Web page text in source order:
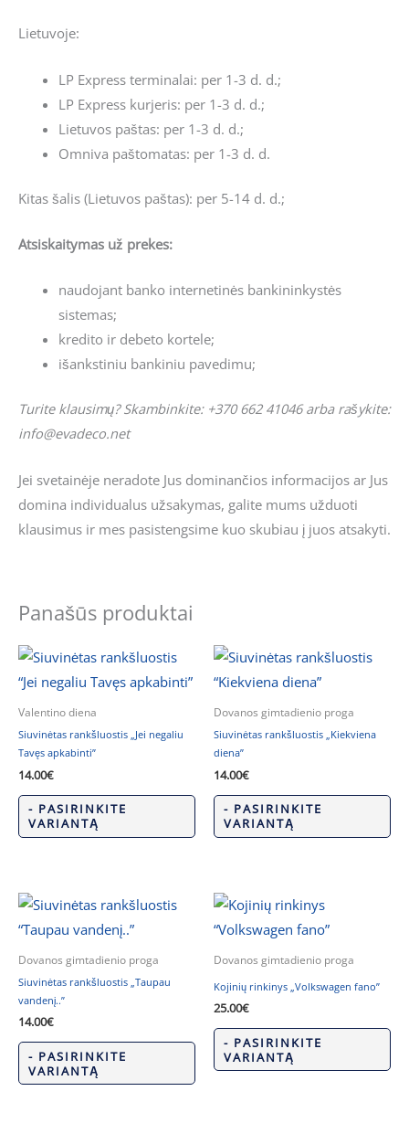
Lietuvoje:
LP Express terminalai: per 1-3 d. d.;
LP Express kurjeris: per 1-3 d. d.;
Lietuvos paštas: per 1-3 d. d.;
Omniva paštomatas: per 1-3 d. d.
Kitas šalis (Lietuvos paštas): per 5-14 d. d.;
Atsiskaitymas už prekes:
naudojant banko internetinės bankininkystės
sistemas;
kredito ir debeto kortele;
išankstiniu bankiniu pavedimu;
Turite klausimų? Skambinkite: +370 662 41046 arba rašykite:
info@evadeco.net
Jei svetainėje neradote Jus dominančios informacijos ar Jus
domina individualus užsakymas, galite mums užduoti
klausimus ir mes pasistengsime kuo skubiau į juos atsakyti.
Panašūs produktai
Valentino diena
Siuvinėtas rankšluostis „Jei negaliu
Tavęs apkabinti”
14.00€
- PASIRINKITE
VARIANTĄ
Dovanos gimtadienio proga
Siuvinėtas rankšluostis „Kiekviena
diena”
14.00€
- PASIRINKITE
VARIANTĄ
Dovanos gimtadienio proga
Siuvinėtas rankšluostis „Taupau
vandenį..”
14.00€
- PASIRINKITE
VARIANTĄ
Dovanos gimtadienio proga
Kojinių rinkinys „Volkswagen fano”
25.00€
- PASIRINKITE
VARIANTĄ